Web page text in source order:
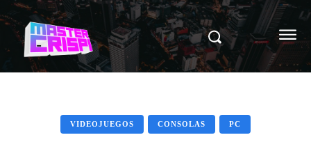
VIDEOJUEGOS CONSOLAS PC